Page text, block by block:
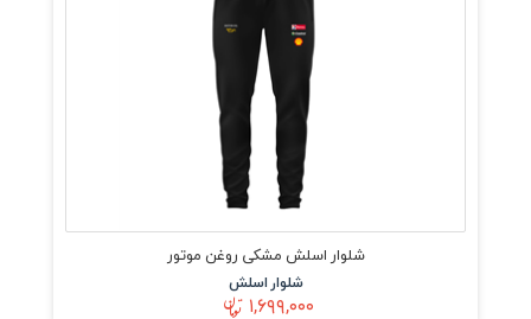
شلوار اسلش مشکی روغن موتور
شلوار اسلش
۱,۶۹۹,۰۰۰